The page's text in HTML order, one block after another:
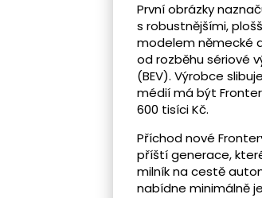
První obrázky
s robustnějšími,
modelem německé
od rozběhu sériové
(BEV). Výrobce
médií má být
600 tisíci Kč.
Příchod nové
příští generace,
milník na cestě
nabídne minimálně